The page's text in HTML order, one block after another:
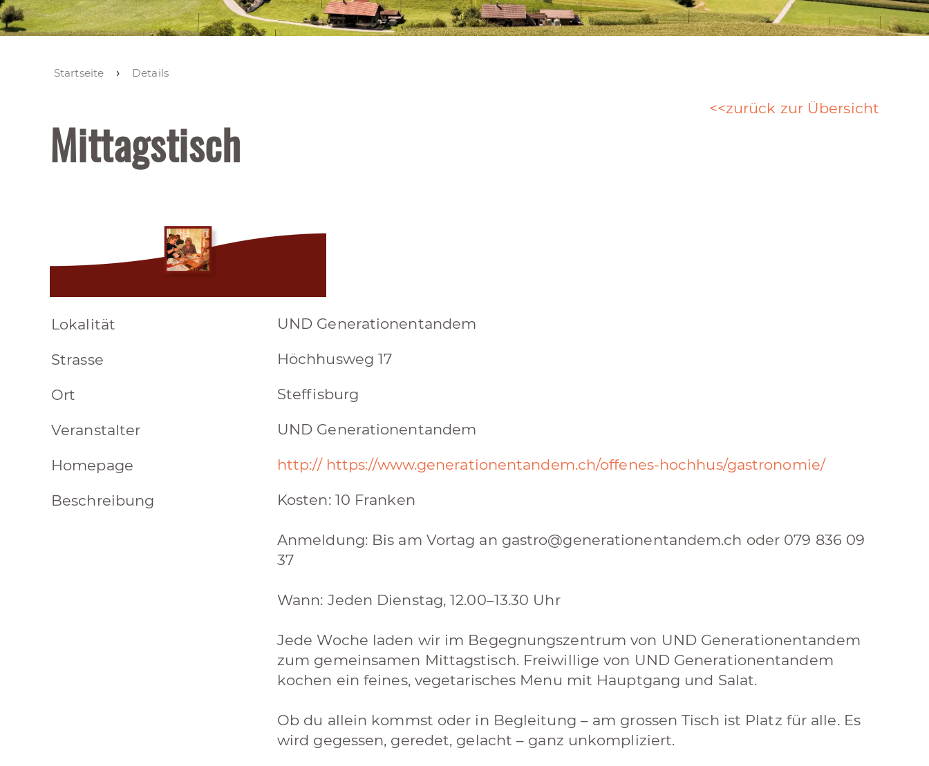
Startseite Details
zurück zur Übersicht
Mittagstisch
Lokalität UND Generationentandem
Strasse Höchhusweg 17
Ort Steffisburg
Veranstalter UND Generationentandem
Homepage http:// https://www.generationentandem.ch/offenes-hochhus/gastronomie/
Beschreibung Kosten:​ 10 Franken
Anmeldung:​ Bis am Vortag an g astro@generationentandem.ch oder 079 836 09
37
Wann:​ Jeden Dienstag, 12.00–13.30 Uhr
Jede Woche laden wir im Begegnungszentrum von UND Generationentandem
zum gemeinsamen Mittagstisch. Freiwillige von UND Generationentandem
kochen ein feines, vegetarisches Menu mit Hauptgang und Salat.
Ob du allein kommst oder in Begleitung – am grossen Tisch ist Platz für alle. Es
wird gegessen, geredet, gelacht – ganz unkompliziert.